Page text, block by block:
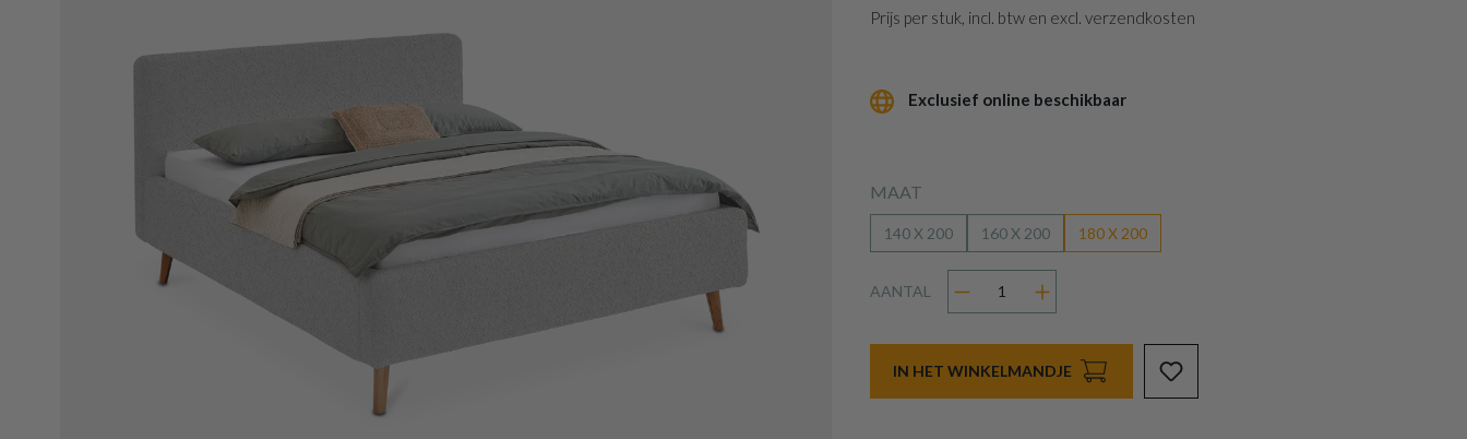
Prijs per stuk, incl. btw en excl. verzendkosten
Exclusief online beschikbaar
MAAT
140 X 200 160 X 200 180 X 200
AANTAL
IN HET WINKELMANDJE